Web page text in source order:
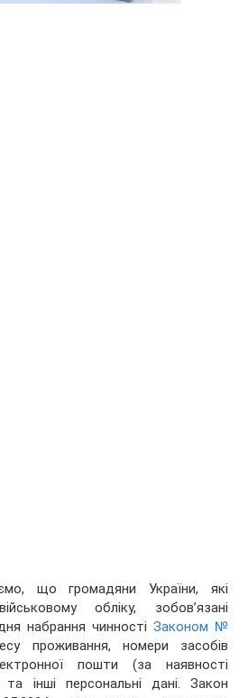
що громадяни України, які
обліку, зобов’язані
набрання чинності Законом №
проживання, номери засобів
пошти (за наявності
інші персональні дані. Закон